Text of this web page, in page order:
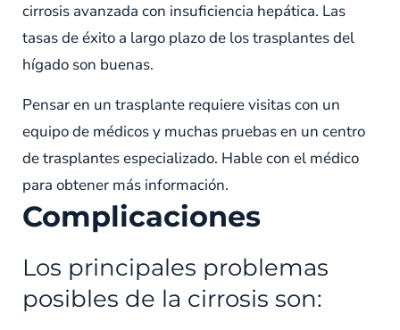
cirrosis avanzada con insuficiencia hepática. Las
tasas de éxito a largo plazo de los trasplantes del
hígado son buenas.
Pensar en un trasplante requiere visitas con un
equipo de médicos y muchas pruebas en un centro
de trasplantes especializado. Hable con el médico
para obtener más información.
Complicaciones
Los principales problemas
posibles de la cirrosis son: